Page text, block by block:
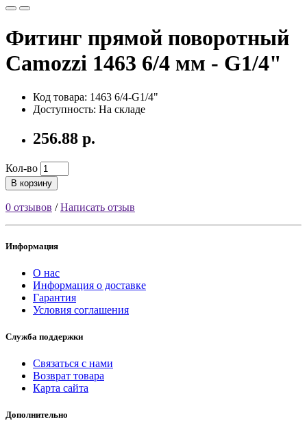
Фитинг прямой поворотный
Camozzi 1463 6/4 мм - G1/4"
Код товара: 1463 6/4-G1/4"
Доступность: На складе
256.88 р.
Кол-во
В корзину
0 отзывов /Написать отзыв
Информация
О нас
Информация о доставке
Гарантия
Условия соглашения
Служба поддержки
Связаться с нами
Возврат товара
Карта сайта
Дополнительно